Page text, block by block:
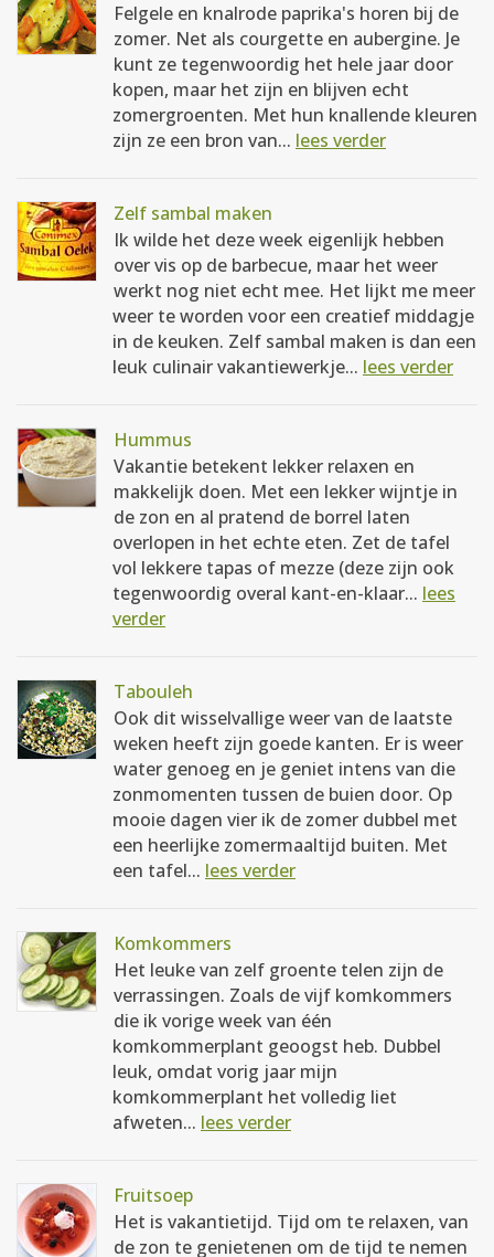
Felgele en knalrode paprika's horen bij de
zomer. Net als courgette en aubergine. Je
kunt ze tegenwoordig het hele jaar door
kopen, maar het zijn en blijven echt
zomergroenten. Met hun knallende kleuren
zijn ze een bron van... lees verder
Zelf sambal maken
Ik wilde het deze week eigenlijk hebben
over vis op de barbecue, maar het weer
werkt nog niet echt mee. Het lijkt me meer
weer te worden voor een creatief middagje
in de keuken. Zelf sambal maken is dan een
leuk culinair vakantiewerkje... lees verder
Hummus
Vakantie betekent lekker relaxen en
makkelijk doen. Met een lekker wijntje in
de zon en al pratend de borrel laten
overlopen in het echte eten. Zet de tafel
vol lekkere tapas of mezze (deze zijn ook
tegenwoordig overal kant-en-klaar... lees
verder
Tabouleh
Ook dit wisselvallige weer van de laatste
weken heeft zijn goede kanten. Er is weer
water genoeg en je geniet intens van die
zonmomenten tussen de buien door. Op
mooie dagen vier ik de zomer dubbel met
een heerlijke zomermaaltijd buiten. Met
een tafel... lees verder
Komkommers
Het leuke van zelf groente telen zijn de
verrassingen. Zoals de vijf komkommers
die ik vorige week van één
komkommerplant geoogst heb. Dubbel
leuk, omdat vorig jaar mijn
komkommerplant het volledig liet
afweten... lees verder
Fruitsoep
Het is vakantietijd. Tijd om te relaxen, van
de zon te genietenen om de tijd te nemen